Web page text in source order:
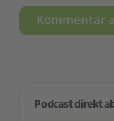
Podcast direkt